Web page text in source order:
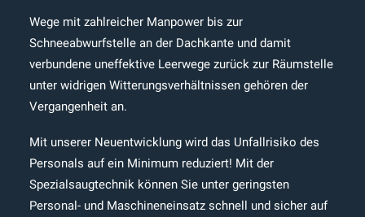
Wege mit zahlreicher Manpower bis zur
Schneeabwurfstelle an der Dachkante und damit
verbundene uneffektive Leerwege zurück zur Räumstelle
unter widrigen Witterungsverhältnissen gehören der
Vergangenheit an.
Mit unserer Neuentwicklung wird das Unfallrisiko des
Personals auf ein Minimum reduziert! Mit der
Spezialsaugtechnik können Sie unter geringsten
Personal- und Maschineneinsatz schnell und sicher auf